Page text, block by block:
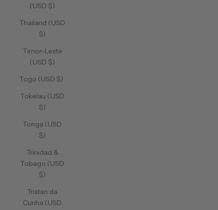
(USD $)
Thailand (USD
$)
Timor-Leste
(USD $)
Togo (USD $)
Tokelau (USD
$)
Tonga (USD
$)
Trinidad &
Tobago (USD
$)
Tristan da
Cunha (USD